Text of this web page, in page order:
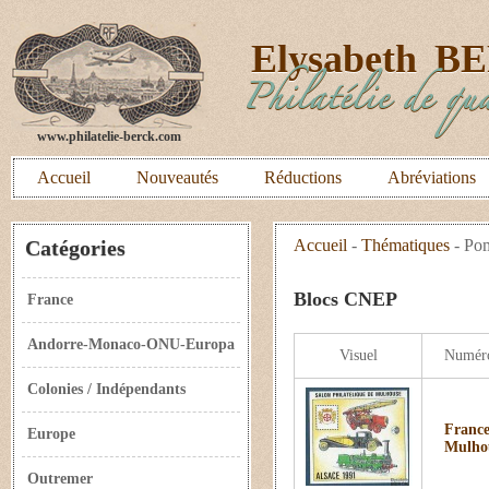
www.philatelie-berck.com
Elysabeth
Philatélie de
Accueil Nouveautés Réductions Abréviations
Catégories
France
Andorre-Monaco-ONU-Europa
Colonies / Indépendants
Europe
Outremer
Accueil - Thématiques -
Blocs CNEP
Visuel